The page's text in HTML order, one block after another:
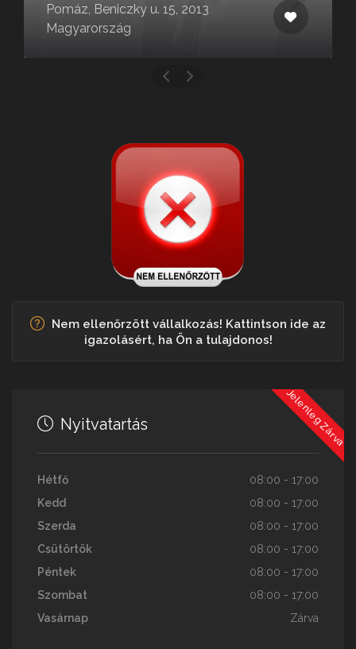
Pomáz, Beniczky u. 15, 2013
Magyarország
Nem ellenőrzött vállalkozás! Kattintson ide az
igazolásért, ha Ön a tulajdonos!
Jelenleg Zárva
Nyitvatartás
Hétfő
08:00 - 17:00
Kedd
08:00 - 17:00
Szerda
08:00 - 17:00
Csütörtök
08:00 - 17:00
Péntek
08:00 - 17:00
Szombat
08:00 - 17:00
Vasárnap
Zárva